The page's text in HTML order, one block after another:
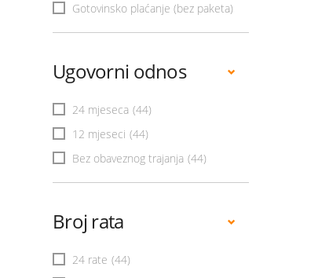
Gotovinsko plaćanje (bez paketa)
Ugovorni odnos
24 mjeseca (44)
12 mjeseci (44)
Bez obaveznog trajanja (44)
Broj rata
24 rate (44)